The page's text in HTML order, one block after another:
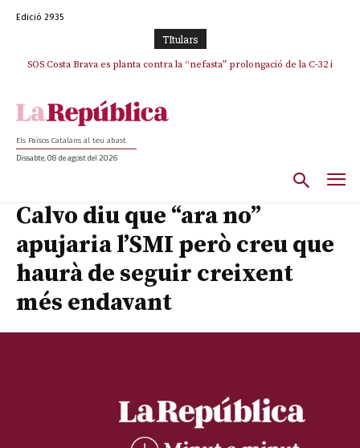
Edició 2935
TItulars
SOS Costa Brava es planta contra la “nefasta” prolongació de la C-32 i
La memòria viva de Josep Sunyol uneix l’esport i la cultura en un emotiu
Els Països Catalans al teu abast
Dissabte, 08 de agost del 2026
Calvo diu que “ara no”
apujaria l’SMI però creu que
haurà de seguir creixent
més endavant